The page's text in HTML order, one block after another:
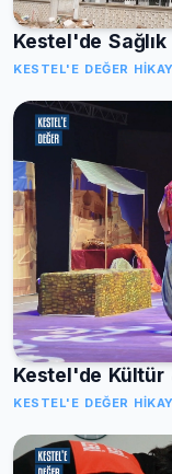
Kestel'de Sağlık
KESTEL'E DEĞER
Kestel'de Kültür
KESTEL'E DEĞER